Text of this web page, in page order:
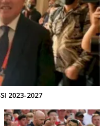
2023-2027